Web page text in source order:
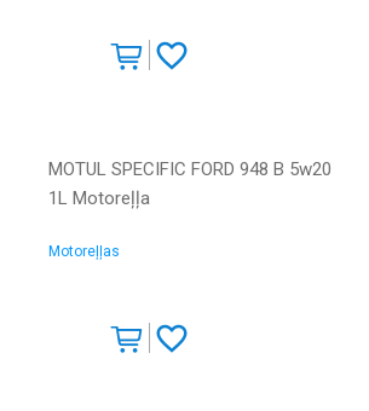
MOTUL SPECIFIC FORD 948 B 5w20
1L Motoreļļa
Motoreļļas